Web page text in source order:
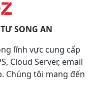
SONG AN
lĩnh vực cung cấp
Cloud Server, email
Chúng tôi mang đến